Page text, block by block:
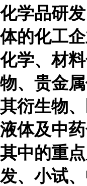
化学品研
体的化工
化学、材
物、贵金
其衍生物
液体及中
其中的重
发、小试